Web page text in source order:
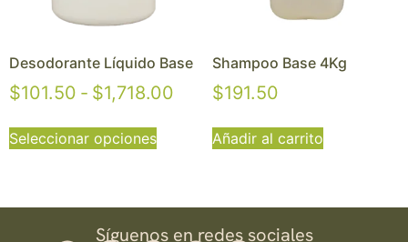
Desodorante Líquido Base
$101.50 - $1,718.00
Seleccionar opciones
Shampoo Base 4Kg
$191.50
Añadir al carrito
Síguenos en redes sociales